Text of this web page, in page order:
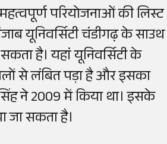
परियोजनाओं की लिस्ट
यूनिवर्सिटी चंडीगढ़ के साउथ
है। यहां यूनिवर्सिटी के
से लंबित पड़ा है और इसका
ने 2009 में किया था। इसके
जा सकता है।